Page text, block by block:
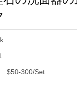
$50-300/set